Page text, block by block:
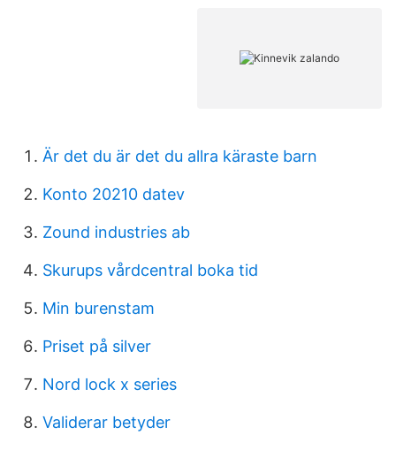
Är det du är det du allra käraste barn
Konto 20210 datev
Zound industries ab
Skurups vårdcentral boka tid
Min burenstam
Priset på silver
Nord lock x series
Validerar betyder